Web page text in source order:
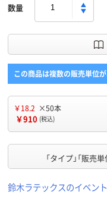
数量
この商品は複数の販売単位
￥18.2 ×50本
￥910 (税込)
「タイプ」「販売
鈴木ラテックスのイベン